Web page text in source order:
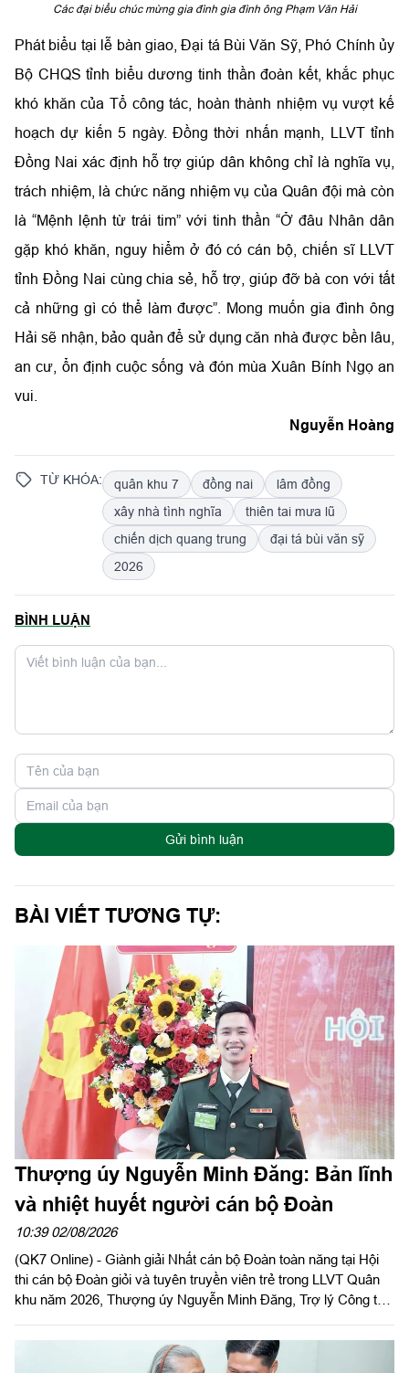
Các đại biểu chúc mừng gia đình gia đình ông Phạm Văn Hải
Phát biểu tại lễ bàn giao, Đại tá Bùi Văn Sỹ, Phó Chính ủy
Bộ CHQS tỉnh biểu dương tinh thần đoàn kết, khắc phục
khó khăn của Tổ công tác, hoàn thành nhiệm vụ vượt kế
hoạch dự kiến 5 ngày. Đồng thời nhấn mạnh, LLVT tỉnh
Đồng Nai xác định hỗ trợ giúp dân không chỉ là nghĩa vụ,
trách nhiệm, là chức năng nhiệm vụ của Quân đội mà còn
là “Mệnh lệnh từ trái tim” với tinh thần “Ở đâu Nhân dân
gặp khó khăn, nguy hiểm ở đó có cán bộ, chiến sĩ LLVT
tỉnh Đồng Nai cùng chia sẻ, hỗ trợ, giúp đỡ bà con với tất
cả những gì có thể làm được”. Mong muốn gia đình ông
Hải sẽ nhận, bảo quản để sử dụng căn nhà được bền lâu,
an cư, ổn định cuộc sống và đón mùa Xuân Bính Ngọ an
vui.
Nguyễn Hoàng
TỪ KHÓA: quân khu 7 đồng nai
lâm đồng
xây nhà tình nghĩa
thiên tai mưa lũ
chiến dịch quang trung
đại tá bùi văn sỹ
2026
BÌNH LUẬN
Gửi bình luận
BÀI VIẾT TƯƠNG TỰ:
Thượng úy Nguyễn Minh Đăng: Bản lĩnh
và nhiệt huyết người cán bộ Đoàn
10:39 02/08/2026
(QK7 Online) - Giành giải Nhất cán bộ Đoàn toàn năng tại Hội
thi cán bộ Đoàn giỏi và tuyên truyền viên trẻ trong LLVT Quân
khu năm 2026, Thượng úy Nguyễn Minh Đăng, Trợ lý Công tác
là dấu mốc trên hành trình rèn luyện của người cán bộ Đoàn.
Với anh, Hội thi là cơ hội lan tỏa những giá trị tốt đẹp, khơi dậy